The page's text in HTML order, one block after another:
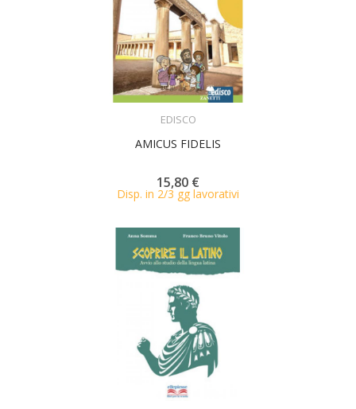
EDISCO
AMICUS FIDELIS
15,80 €
Disp. in 2/3 gg lavorativi